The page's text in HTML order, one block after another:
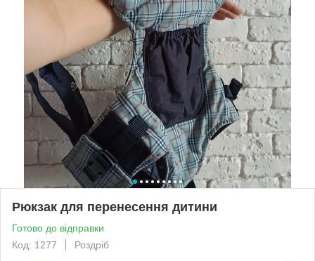
Рюкзак для перенесення дитини
Готово до відправки
Код: 1277
Роздріб